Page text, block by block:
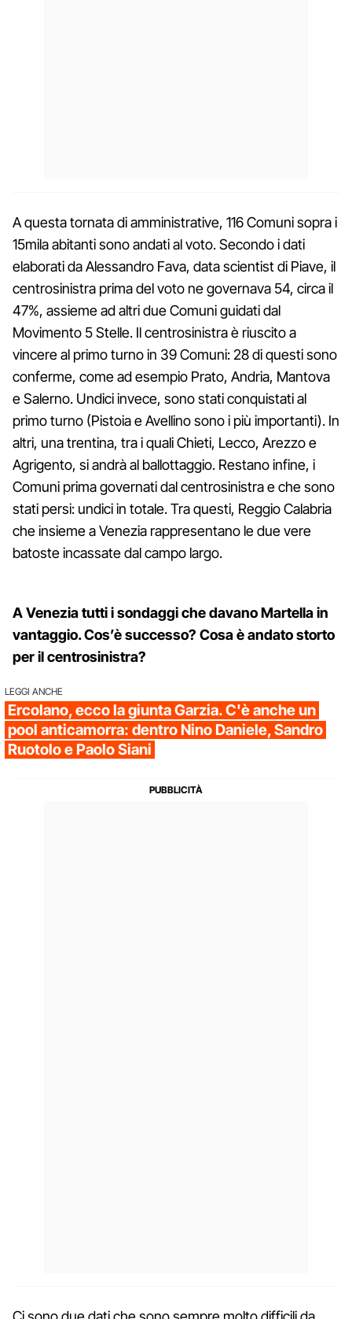
A questa tornata di amministrative, 116 Comuni sopra i
15mila abitanti sono andati al voto. Secondo i dati
elaborati da Alessandro Fava, data scientist di Piave, il
centrosinistra prima del voto ne governava 54, circa il
47%, assieme ad altri due Comuni guidati dal
Movimento 5 Stelle. Il centrosinistra è riuscito a
vincere al primo turno in 39 Comuni: 28 di questi sono
conferme, come ad esempio Prato, Andria, Mantova
e Salerno. Undici invece, sono stati conquistati al
primo turno (Pistoia e Avellino sono i più importanti). In
altri, una trentina, tra i quali Chieti, Lecco, Arezzo e
Agrigento, si andrà al ballottaggio. Restano infine, i
Comuni prima governati dal centrosinistra e che sono
stati persi: undici in totale. Tra questi, Reggio Calabria
che insieme a Venezia rappresentano le due vere
batoste incassate dal campo largo.
A Venezia tutti i sondaggi che davano Martella in
vantaggio. Cos’è successo? Cosa è andato storto
per il centrosinistra?
LEGGI ANCHE
Ercolano, ecco la giunta Garzia. C'è anche un
pool anticamorra: dentro Nino Daniele, Sandro
Ruotolo e Paolo Siani